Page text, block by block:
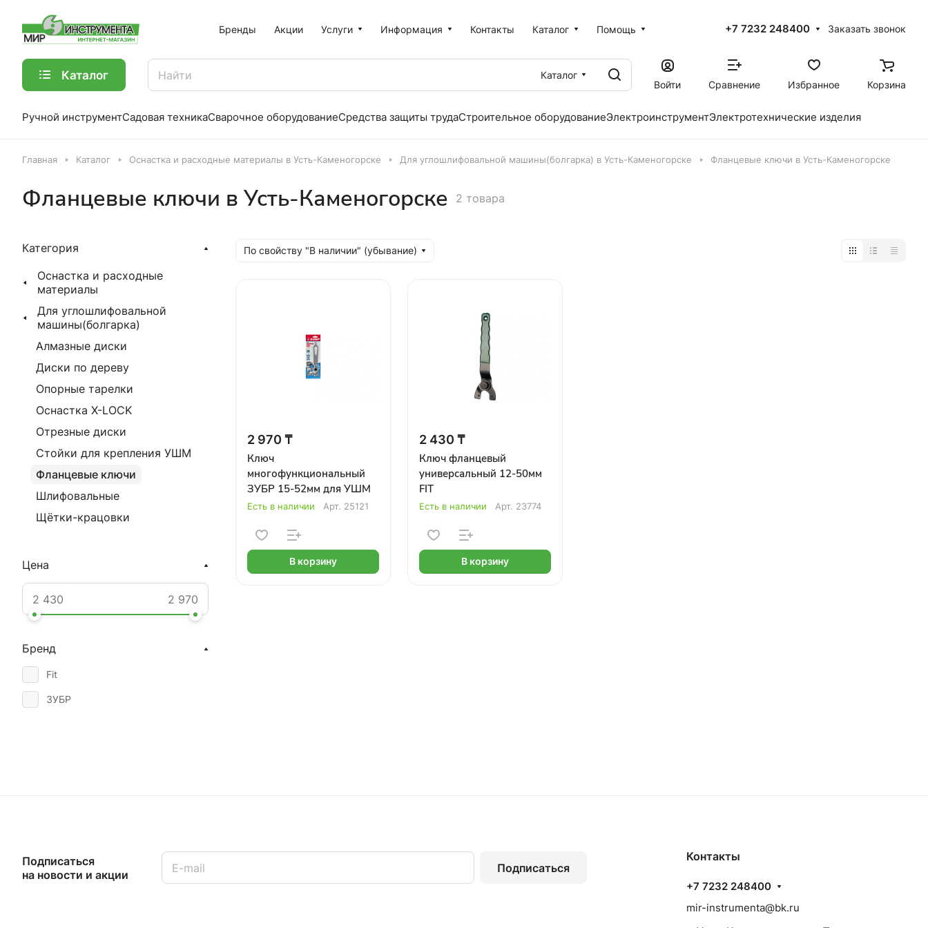
Бренды Акции Услуги Информация Контакты Каталог Помощь +7 7232 248400 Заказать звонок
Каталог
Каталог
Войти
Сравнение Избранное Корзина
Ручной инструментСадовая техникаСварочное оборудованиеСредства защиты трудаСтроительное оборудованиеЭлектроинструментЭлектротехнические изделия
Главная Каталог Оснастка и расходные материалы в Усть-Каменогорске Для углошлифовальной машины(болгарка) в Усть-Каменогорске Фланцевые ключи в Усть-Каменогорске
Фланцевые ключи в Усть-Каменогорске 2 товара
По свойству "В наличии" (убывание)
2 970 ₸
Ключ
многофункциональный
ЗУБР 15-52мм для УШМ
Есть в наличии Арт. 25121
В корзину
2 430 ₸
Ключ фланцевый
универсальный 12-50мм
FIT
Есть в наличии Арт. 23774
В корзину
Категория
Оснастка и расходные
материалы
Для углошлифовальной
машины(болгарка)
Алмазные диски
Диски по дереву
Опорные тарелки
Оснастка X-LOCK
Отрезные диски
Стойки для крепления УШМ
Фланцевые ключи
Шлифовальные
Щётки-крацовки
Цена
Бренд
Fit
ЗУБР
Подписаться
на новости и акции
Подписаться
Контакты
+7 7232 248400
mir-instrumenta@bk.ru